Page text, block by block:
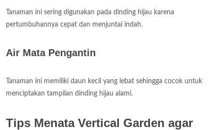
Tanaman ini sering digunakan pada dinding hijau karena
pertumbuhannya cepat dan menjuntai indah.
Air Mata Pengantin
Tanaman ini memiliki daun kecil yang lebat sehingga cocok untuk
menciptakan tampilan dinding hijau alami.
Tips Menata Vertical Garden agar